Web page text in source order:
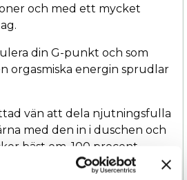
och med ett mycket
din G-punkt och som
orgasmiska energin sprudlar
vän att dela njutningsfulla
med den in i duschen och
bäst om. 100 procent